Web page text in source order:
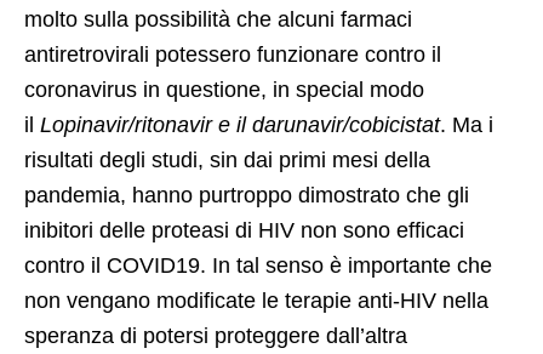
molto sulla possibilità che alcuni farmaci
antiretrovirali potessero funzionare contro il
coronavirus in questione, in special modo
il Lopinavir/ritonavir e il darunavir/cobicistat. Ma i
risultati degli studi, sin dai primi mesi della
pandemia, hanno purtroppo dimostrato che gli
inibitori delle proteasi di HIV non sono efficaci
contro il COVID19. In tal senso è importante che
non vengano modificate le terapie anti-HIV nella
speranza di potersi proteggere dall’altra